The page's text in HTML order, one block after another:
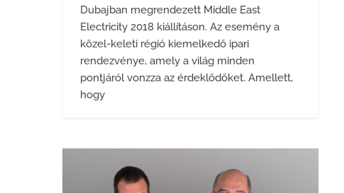
Dubajban megrendezett Middle East
Electricity 2018 kiállításon. Az esemény a
közel-keleti régió kiemelkedő ipari
rendezvénye, amely a világ minden
pontjáról vonzza az érdeklődőket. Amellett,
hogy